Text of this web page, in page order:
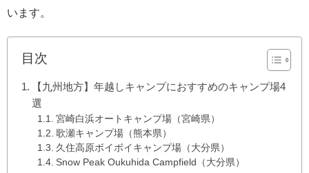
います。
目次
【九州地方】年越しキャンプにおすすめのキャンプ場4
選
宮崎白浜オートキャンプ場（宮崎県）
歌瀬キャンプ場（熊本県）
久住高原ボイボイキャンプ場（大分県）
Snow Peak Oukuhida Campfield（大分県）